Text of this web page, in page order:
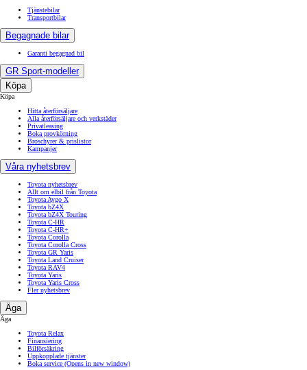
Tjänstebilar
Transportbilar
Begagnade bilar
Garanti begagnad bil
GR Sport-modeller
Köpa
Köpa
Hitta återförsäljare
Alla återförsäljare och verkstäder
Privatleasing
Boka provkörning
Broschyrer & prislistor
Kampanjer
Våra nyhetsbrev
Toyota nyhetsbrev
Allt om elbil från Toyota
Toyota Aygo X
Toyota bZ4X
Toyota bZ4X Touring
Toyota C-HR
Toyota C-HR+
Toyota Corolla
Toyota Corolla Cross
Toyota GR Yaris
Toyota Land Cruiser
Toyota RAV4
Toyota Yaris
Toyota Yaris Cross
Fler nyhetsbrev
Äga
Äga
Toyota Relax
Finansiering
Bilförsäkring
Uppkopplade tjänster
Boka service (Opens in new window)